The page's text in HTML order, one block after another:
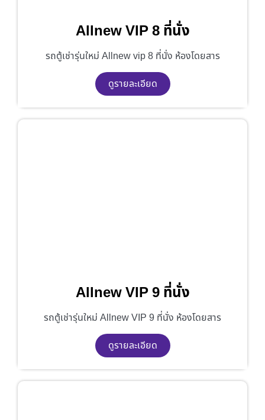
Allnew VIP 8 ที่นั่ง
รถตู้เช่ารุ่นใหม่ Allnew vip 8 ที่นั่ง ห้องโดยสาร
ดูรายละเอียด
Allnew VIP 9 ที่นั่ง
รถตู้เช่ารุ่นใหม่ Allnew VIP 9 ที่นั่ง ห้องโดยสาร
ดูรายละเอียด